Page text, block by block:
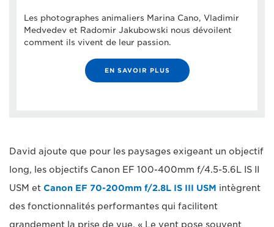
Les photographes animaliers Marina Cano, Vladimir
Medvedev et Radomir Jakubowski nous dévoilent
comment ils vivent de leur passion.
EN SAVOIR PLUS
David ajoute que pour les paysages exigeant un objectif
long, les objectifs Canon EF 100-400mm f/4.5-5.6L IS II
USM et Canon EF 70-200mm f/2.8L IS III USM intègrent
des fonctionnalités performantes qui facilitent
grandement la prise de vue. « Le vent pose souvent